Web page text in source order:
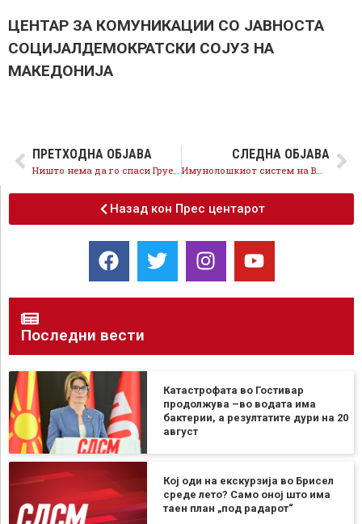
ЦЕНТАР ЗА КОМУНИКАЦИИ СО ЈАВНОСТА
СОЦИЈАЛДЕМОКРАТСКИ СОЈУЗ НА
МАКЕДОНИЈА
ПРЕТХОДНА ОБЈАВА СЛЕДНА ОБЈАВА
Имунолошкиот систем на ВМРО-ДПМНЕ
Назад кон Прес центарот
Последни вести
Катастрофата во Гостивар
продолжува –во водата има
бактерии, а резултатите дури на 20
август
Кој оди на екскурзија во Брисел
среде лето? Само оној што има
таен план „под радарот“